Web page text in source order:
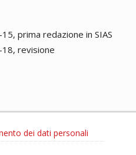
prima redazione in SIAS
revisione
dei dati personali